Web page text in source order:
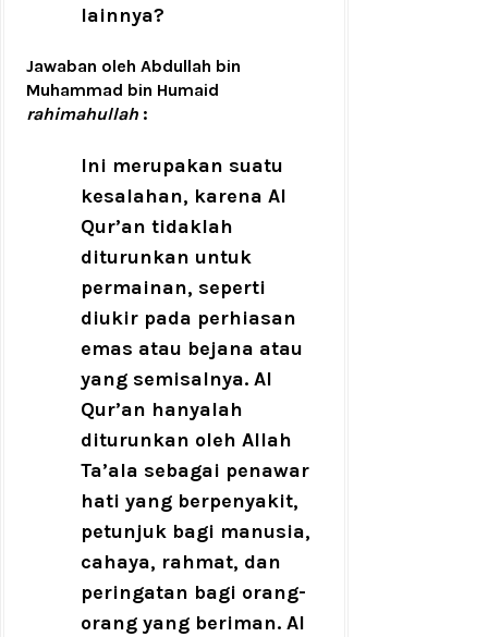
lainnya?
Jawaban oleh Abdullah bin
Muhammad bin Humaid
rahimahullah :
Ini merupakan suatu
kesalahan, karena Al
Qur’an tidaklah
diturunkan untuk
permainan, seperti
diukir pada perhiasan
emas atau bejana atau
yang semisalnya. Al
Qur’an hanyalah
diturunkan oleh Allah
Ta’ala sebagai penawar
hati yang berpenyakit,
petunjuk bagi manusia,
cahaya, rahmat, dan
peringatan bagi orang-
orang yang beriman. Al